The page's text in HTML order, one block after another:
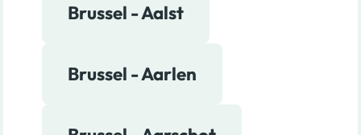
Brussel - Aalst
Brussel - Aarlen